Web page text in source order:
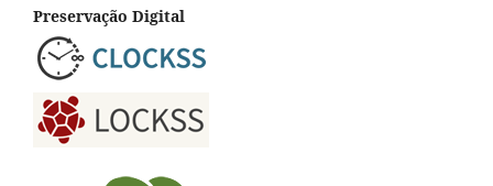
Preservação Digital